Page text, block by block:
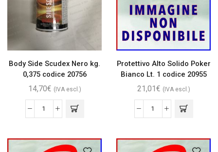
Body Side Scudex Nero kg.
0,375 codice 20756
14,70€ (IVA escl.)
Protettivo Alto Solido Poker
Bianco Lt. 1 codice 20955
21,01€ (IVA escl.)